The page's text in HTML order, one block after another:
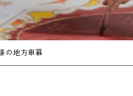
の地方車幕